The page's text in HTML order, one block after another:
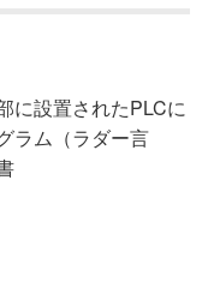
に設置されたPLCに
ラム（ラダー言